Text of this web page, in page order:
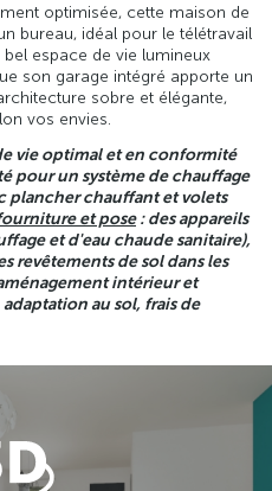
optimisée, cette maison de
bureau, idéal pour le télétravail
espace de vie lumineux
son garage intégré apporte un
sobre et élégante,
vos envies.
vie optimal et en conformité
pour un système de chauffage
plancher chauffant et volets
et pose: des appareils
et d'eau chaude sanitaire),
revêtements de sol dans les
intérieur et
au sol, frais de